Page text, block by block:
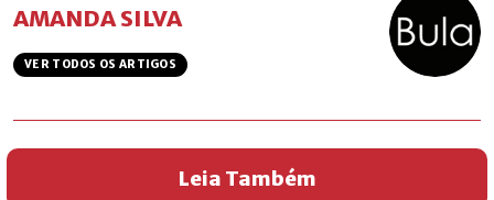
AMANDA SILVA
VER TODOS OS ARTIGOS
Leia Também